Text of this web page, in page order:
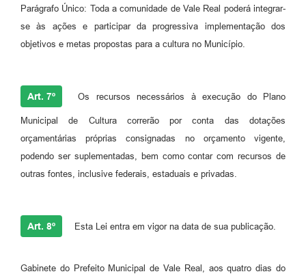
Parágrafo Único: Toda a comunidade de Vale Real poderá integrar-
se às ações e participar da progressiva implementação dos
objetivos e metas propostas para a cultura no Município.
Art. 7º Os recursos necessários à execução do Plano
Municipal de Cultura correrão por conta das dotações
orçamentárias próprias consignadas no orçamento vigente,
podendo ser suplementadas, bem como contar com recursos de
outras fontes, inclusive federais, estaduais e privadas.
Art. 8º Esta Lei entra em vigor na data de sua publicação.
Gabinete do Prefeito Municipal de Vale Real, aos quatro dias do